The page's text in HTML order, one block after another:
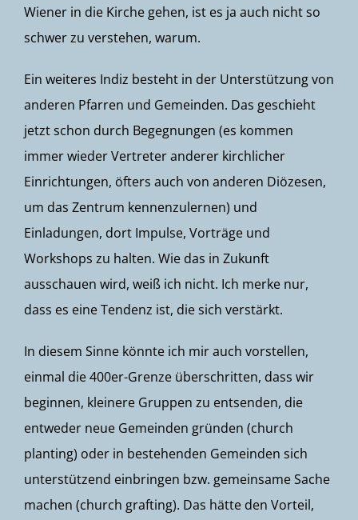
Wiener in die Kirche gehen, ist es ja auch nicht so
schwer zu verstehen, warum.
Ein weiteres Indiz besteht in der Unterstützung von
anderen Pfarren und Gemeinden. Das geschieht
jetzt schon durch Begegnungen (es kommen
immer wieder Vertreter anderer kirchlicher
Einrichtungen, öfters auch von anderen Diözesen,
um das Zentrum kennenzulernen) und
Einladungen, dort Impulse, Vorträge und
Workshops zu halten. Wie das in Zukunft
ausschauen wird, weiß ich nicht. Ich merke nur,
dass es eine Tendenz ist, die sich verstärkt.
In diesem Sinne könnte ich mir auch vorstellen,
einmal die 400er-Grenze überschritten, dass wir
beginnen, kleinere Gruppen zu entsenden, die
entweder neue Gemeinden gründen (church
planting) oder in bestehenden Gemeinden sich
unterstützend einbringen bzw. gemeinsame Sache
machen (church grafting). Das hätte den Vorteil,